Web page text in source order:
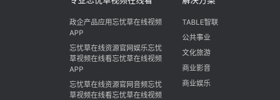
政企产品应用忘忧草在线视频
APP
忘忧草在线资源官网娱乐忘忧
草视频在线看忘忧草在线视频
APP
忘忧草在线资源官网音频忘忧
草视频在线看忘忧草在线视频
TABLE智联
公共事业
文化旅游
商业影音
商业娱乐